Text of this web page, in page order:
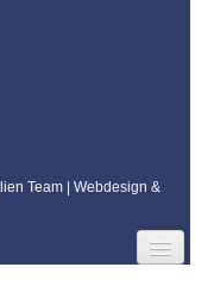
Team | Webdesign &